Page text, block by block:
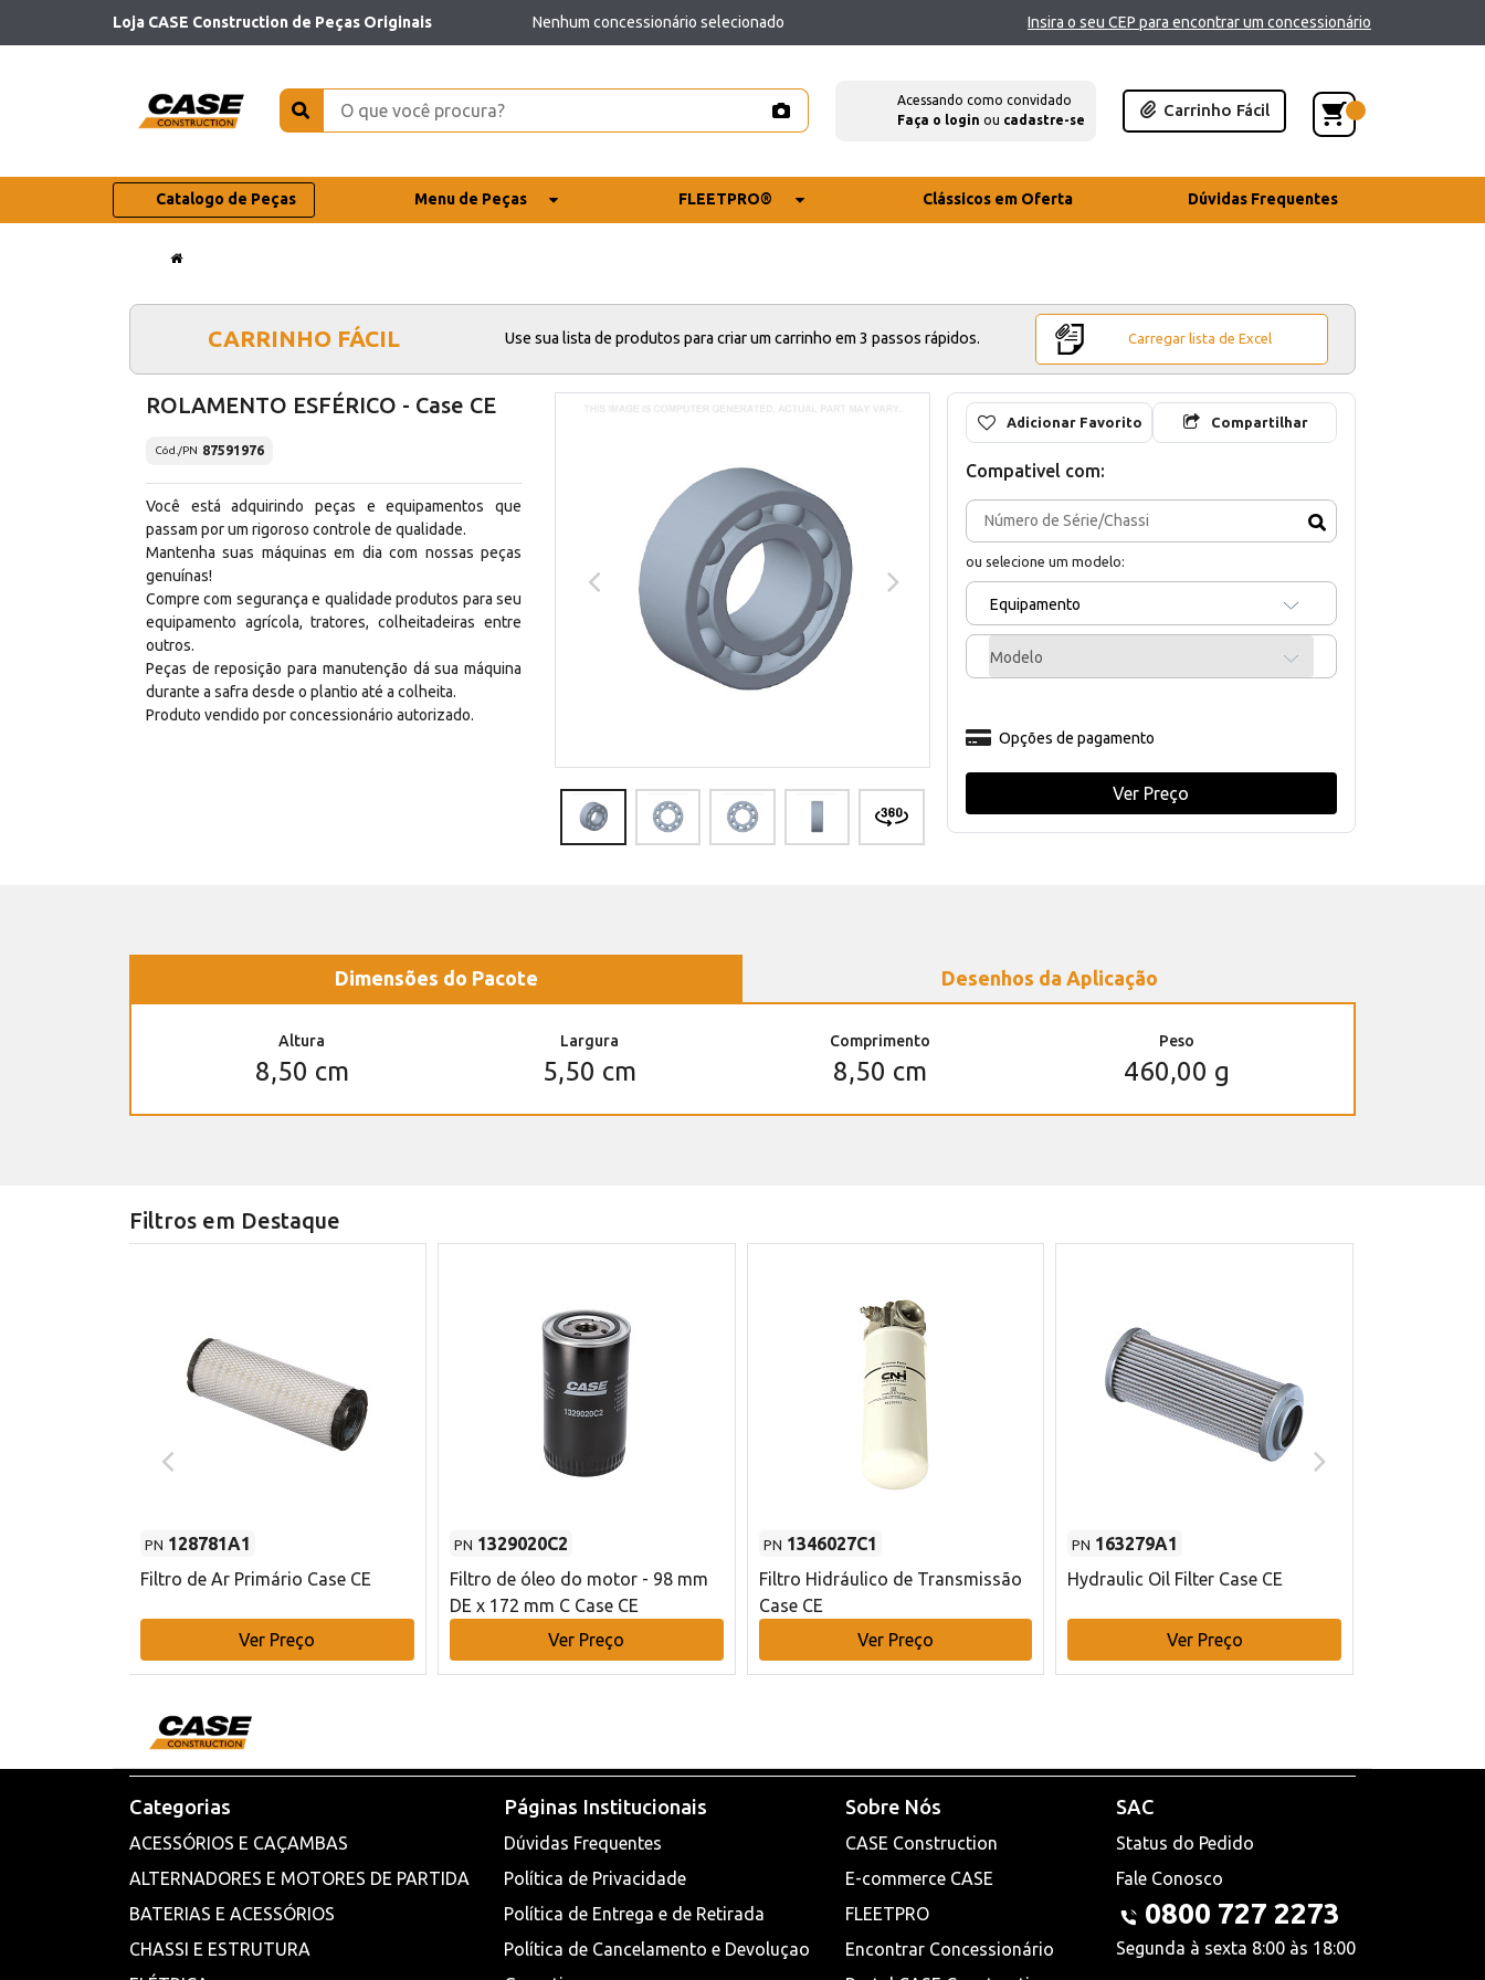
Loja CASE Construction de Peças Originais Nenhum concessionário selecionado Insira o seu CEP para encontrar um concessionário
Acessando como convidado
Faça o login ou cadastre-se
Carrinho Fácil
Catalogo de Peças Menu de Peças FLEETPRO® Clássicos em Oferta Dúvidas Frequentes
CARRINHO FÁCIL Use sua lista de produtos para criar um carrinho em 3 passos rápidos. Carregar lista de Excel
ROLAMENTO ESFÉRICO - Case CE
Cód./PN 87591976
Você está adquirindo peças e equipamentos que
passam por um rigoroso controle de qualidade.
Mantenha suas máquinas em dia com nossas peças
genuínas!
Compre com segurança e qualidade produtos para seu
equipamento agrícola, tratores, colheitadeiras entre
outros.
Peças de reposição para manutenção dá sua máquina
durante a safra desde o plantio até a colheita.
Produto vendido por concessionário autorizado.
Adicionar Favorito Compartilhar
Compativel com:
ou selecione um modelo:
Equipamento
Modelo
Opções de pagamento
Ver Preço
Dimensões do Pacote Desenhos da Aplicação
Altura
8,50 cm
Largura
5,50 cm
Comprimento
8,50 cm
Peso
460,00 g
Filtros em Destaque
PN 128781A1
Filtro de Ar Primário Case CE
Ver Preço
PN 1329020C2
Filtro de óleo do motor - 98 mm
DE x 172 mm C Case CE
Ver Preço
PN 1346027C1
Filtro Hidráulico de Transmissão
Case CE
Ver Preço
PN 163279A1
Hydraulic Oil Filter Case CE
Ver Preço
Categorias
ACESSÓRIOS E CAÇAMBAS
ALTERNADORES E MOTORES DE PARTIDA
BATERIAS E ACESSÓRIOS
CHASSI E ESTRUTURA
Páginas Institucionais
Dúvidas Frequentes
Política de Privacidade
Política de Entrega e de Retirada
Política de Cancelamento e Devoluçao
Sobre Nós
CASE Construction
E-commerce CASE
FLEETPRO
Encontrar Concessionário
SAC
Status do Pedido
Fale Conosco
0800 727 2273
Segunda à sexta 8:00 às 18:00